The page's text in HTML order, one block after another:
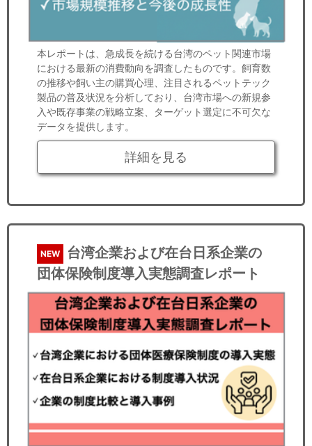
本レポートは、急成長を続ける台湾のペット関連市場
における最新の消費動向を調査したものです。飼育数
の推移や飼い主の購買心理、注目されるペットテック
製品の普及状況を分析しており、台湾市場への新規参
入や既存事業の戦略立案、ターゲット選定に不可欠な
データを提供します。
詳細を見る
NEW
台湾企業および在台日系企業の
団体保険制度導入実態調査レポート